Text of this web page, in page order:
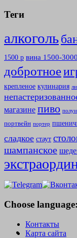
Теги
алкоголь
1500 р вина 1500-
добротное
крепленое кулинария
магазине пиво
портвейн портер
сладкое стаут
шампанское
Choose language:
Контакты
Карта сайта